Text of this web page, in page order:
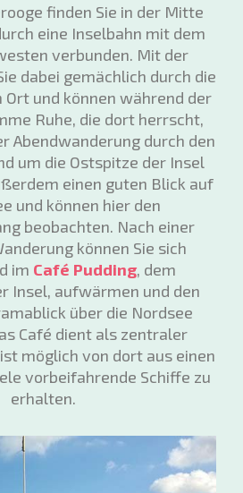
finden Sie in der Mitte
eine Inselbahn mit dem
verbunden. Mit der
dabei gemächlich durch die
Ort und können während der
Ruhe, die dort herrscht,
Abendwanderung durch den
um die Ostspitze der Insel
einen guten Blick auf
und können hier den
beobachten. Nach einer
können Sie sich
im Café Pudding, dem
Insel, aufwärmen und den
über die Nordsee
Café dient als zentraler
möglich von dort aus einen
vorbeifahrende Schiffe zu
erhalten.